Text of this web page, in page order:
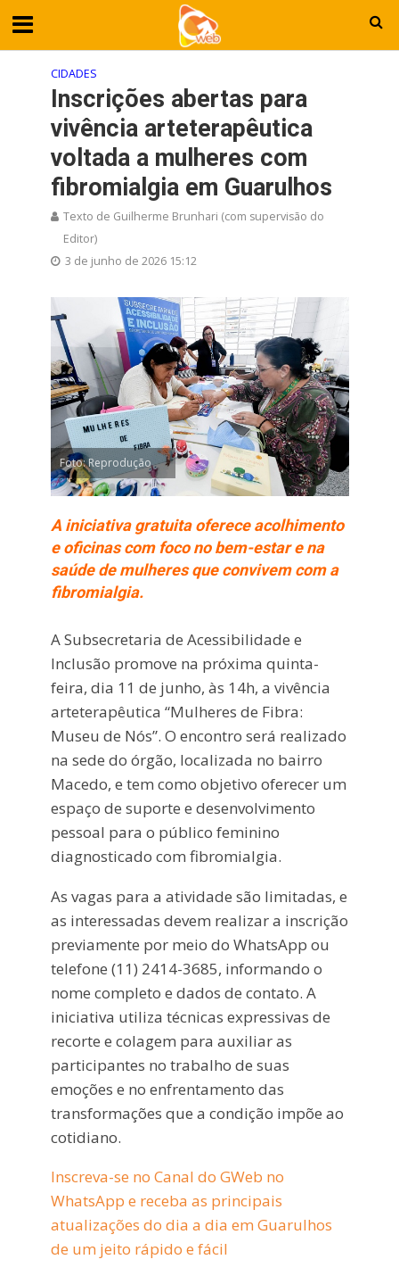
CIDADES
Inscrições abertas para
vivência arteterapêutica
voltada a mulheres com
fibromialgia em Guarulhos
Texto de Guilherme Brunhari (com supervisão do
Editor)
3 de junho de 2026 15:12
Foto: Reprodução
A iniciativa gratuita oferece acolhimento
e oficinas com foco no bem-estar e na
saúde de mulheres que convivem com a
fibromialgia.
A Subsecretaria de Acessibilidade e
Inclusão promove na próxima quinta-
feira, dia 11 de junho, às 14h, a vivência
arteterapêutica “Mulheres de Fibra:
Museu de Nós”. O encontro será realizado
na sede do órgão, localizada no bairro
Macedo, e tem como objetivo oferecer um
espaço de suporte e desenvolvimento
pessoal para o público feminino
diagnosticado com fibromialgia.
As vagas para a atividade são limitadas, e
as interessadas devem realizar a inscrição
previamente por meio do WhatsApp ou
telefone (11) 2414-3685, informando o
nome completo e dados de contato. A
iniciativa utiliza técnicas expressivas de
recorte e colagem para auxiliar as
participantes no trabalho de suas
emoções e no enfrentamento das
transformações que a condição impõe ao
cotidiano.
Inscreva-se no Canal do GWeb no
WhatsApp e receba as principais
atualizações do dia a dia em Guarulhos
de um jeito rápido e fácil